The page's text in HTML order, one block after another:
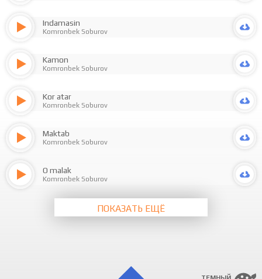
Indamasin
Komronbek Soburov
Kamon
Komronbek Soburov
Kor atar
Komronbek Soburov
Maktab
Komronbek Soburov
O malak
Komronbek Soburov
ПОКАЗАТЬ ЕЩЁ